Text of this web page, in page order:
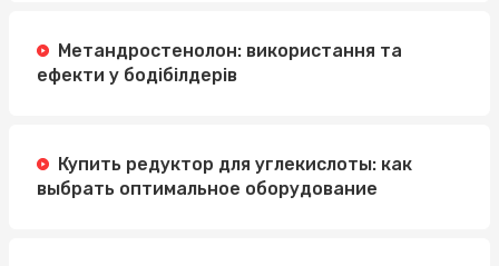
Метандростенолон: використання та
ефекти у бодібілдерів
Купить редуктор для углекислоты: как
выбрать оптимальное оборудование